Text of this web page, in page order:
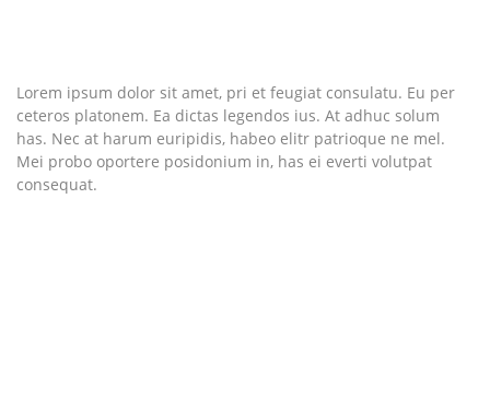
Lorem ipsum dolor sit amet, pri et feugiat consulatu. Eu per
ceteros platonem. Ea dictas legendos ius. At adhuc solum
has. Nec at harum euripidis, habeo elitr patrioque ne mel.
Mei probo oportere posidonium in, has ei everti volutpat
consequat.